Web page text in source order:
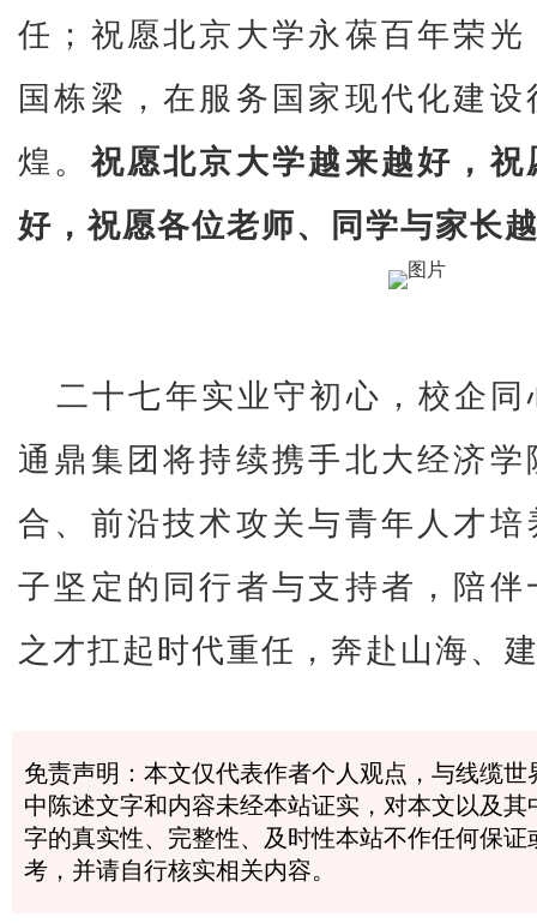
任；祝愿北京大学永葆百年荣
国栋梁，在服务国家现代化建
煌。祝愿北京大学越来越好，
好，祝愿各位老师、同学与家长
二十七年实业守初心，校企
通鼎集团将持续携手北大经济
合、前沿技术攻关与青年人才
子坚定的同行者与支持者，陪
之才扛起时代重任，奔赴山海、
免责声明：本文仅代表作者个人观点，与线缆
中陈述文字和内容未经本站证实，对本文以及
字的真实性、完整性、及时性本站不作任何保
考，并请自行核实相关内容。